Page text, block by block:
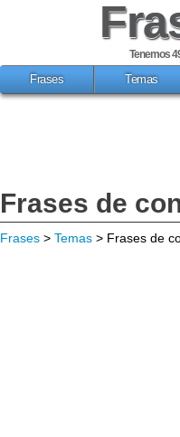
Tenemos
Frases
Temas
Frases de
Frases > Temas > Frases de